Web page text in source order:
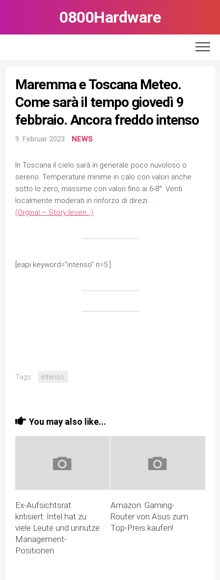
0800Hardware
Maremma e Toscana Meteo.
Come sarà il tempo giovedì 9
febbraio. Ancora freddo intenso
9. Februar 2023 NEWS
In Toscana il cielo sarà in generale poco nuvoloso o
sereno. Temperature minime in calo con valori anche
sotto lo zero, massime con valori fino ai 6-8°. Venti
localmente moderati in rinforzo di direzi …
(Orginal – Story lesen…)
[eapi keyword=”intenso” n=5 ]
Tags: intenso
You may also like...
Ex-Aufsichtsrat
kritisiert: Intel hat zu
viele Leute und unnütze
Management-
Positionen
Amazon: Gaming-
Router von Asus zum
Top-Preis kaufen!